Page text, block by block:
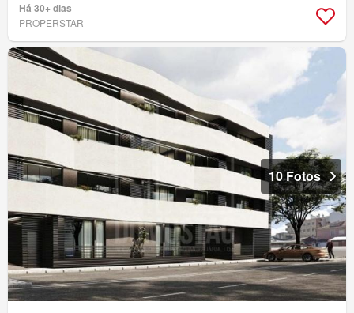
Há 30+ dias
PROPERSTAR
10 Fotos